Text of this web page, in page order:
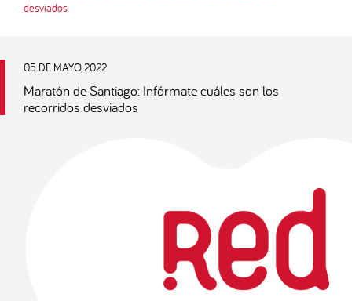
desviados
05 DE MAYO, 2022
Maratón de Santiago: Infórmate cuáles son los
recorridos desviados